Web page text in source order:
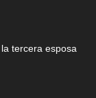
tercera esposa